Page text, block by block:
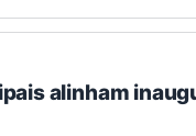
alinham